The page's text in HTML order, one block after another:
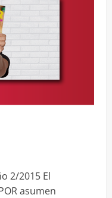
2/2015 El
asumen